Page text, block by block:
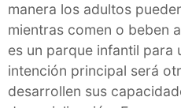
manera los adultos
mientras comen o beben
es un parque infantil para
intención principal será
desarrollen sus